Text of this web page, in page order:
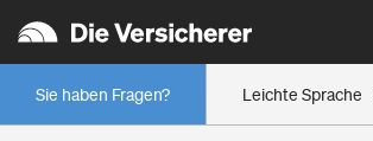
Leichte Sprache
Sie haben Fragen?
Wer versichert was: Jetzt Versicherer finden
Regionalklassen: So ist Ihre Region eingestuft
Wer versichert was: Jetzt Versicherer finden